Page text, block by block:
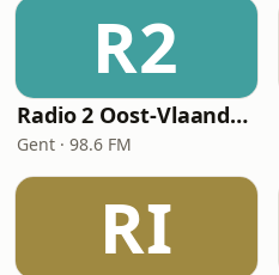
R2
Radio 2 Oost-Vlaanderen
Gent · 98.6 FM
RI